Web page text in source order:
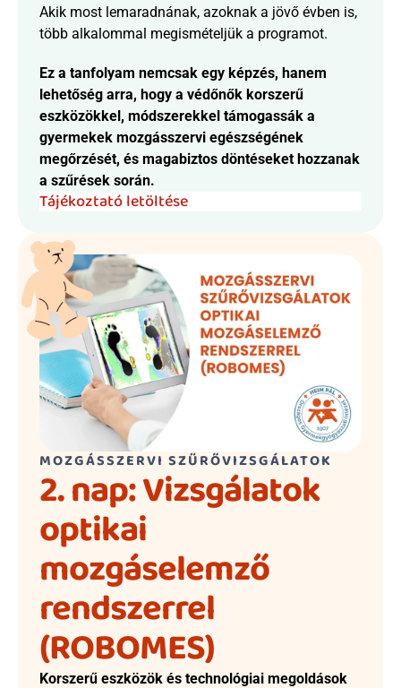
Akik most lemaradnának, azoknak a jövő évben is,
több alkalommal megismételjük a programot.
Ez a tanfolyam nemcsak egy képzés, hanem
lehetőség arra, hogy a védőnők korszerű
eszközökkel, módszerekkel támogassák a
gyermekek mozgásszervi egészségének
megőrzését, és magabiztos döntéseket hozzanak
a szűrések során.
Tájékoztató letöltése
MOZGÁSSZERVI SZŰRŐVIZSGÁLATOK
2. nap: Vizsgálatok
optikai
mozgáselemző
rendszerrel
(ROBOMES)
Korszerű eszközök és technológiai megoldások